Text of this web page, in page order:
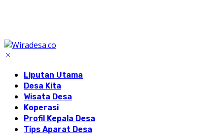
Liputan Utama
Desa Kita
Wisata Desa
Koperasi
Profil Kepala Desa
Tips Aparat Desa